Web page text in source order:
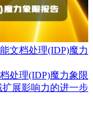
文档处理(IDP)魔力
处理(IDP)魔力象限
展影响力的进一步